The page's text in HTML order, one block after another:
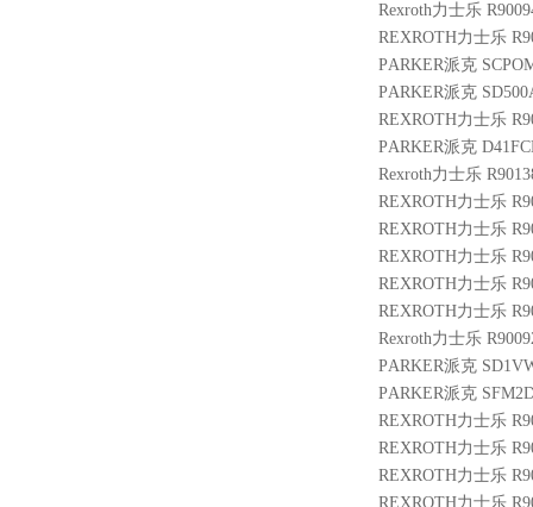
Rexroth力士乐
REXROTH力士乐
PARKER派克
PARKER派克
REXROTH力士乐
PARKER派克
Rexroth力士乐
REXROTH力士乐
REXROTH力士乐
REXROTH力士乐
REXROTH力士乐
REXROTH力士乐
Rexroth力士乐
PARKER派克
PARKER派克
REXROTH力士乐
REXROTH力士乐
REXROTH力士乐
REXROTH力士乐